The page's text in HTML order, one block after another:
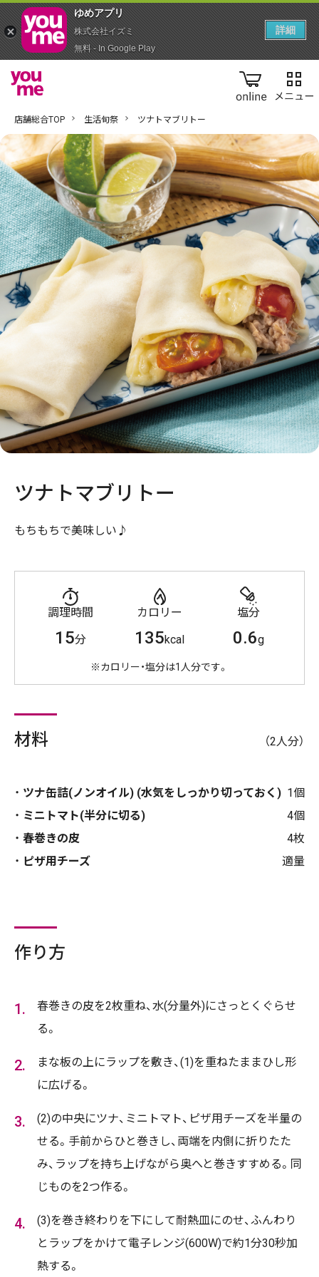
online
店舗総合TOP 生活旬祭 ツナトマブリトー
ツナトマブリトー
もちもちで美味しい♪
調理時間
15分
カロリー
135kcal
塩分
0.6g
※カロリー・塩分は1人分です。
材料 （2人分）
ツナ缶詰(ノンオイル) (水気をしっかり切っておく) 1個
ミニトマト(半分に切る)
4個
春巻きの皮
4枚
ピザ用チーズ
適量
作り方
春巻きの皮を2枚重ね、水(分量外)にさっとくぐらせ
る。
まな板の上にラップを敷き、(1)を重ねたままひし形
に広げる。
(2)の中央にツナ、ミニトマト、ピザ用チーズを半量の
せる。手前からひと巻きし、両端を内側に折りたた
み、ラップを持ち上げながら奥へと巻きすすめる。同
じものを2つ作る。
(3)を巻き終わりを下にして耐熱皿にのせ、ふんわり
とラップをかけて電子レンジ(600W)で約1分30秒加
熱する。
ゆめアプ‪リ‬
株式会社イズミ
無料 - In Google Play
詳細